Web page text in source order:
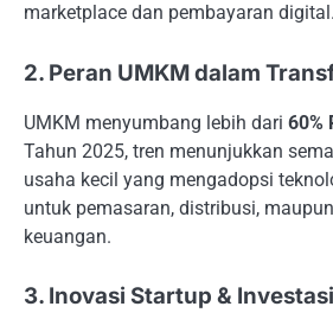
marketplace dan pembayaran digital.
2. Peran UMKM dalam
UMKM menyumbang lebih dari 60%
Tahun 2025, tren menunjukkan
usaha kecil yang mengadopsi
untuk pemasaran, distribusi,
keuangan.
3. Inovasi Startup &